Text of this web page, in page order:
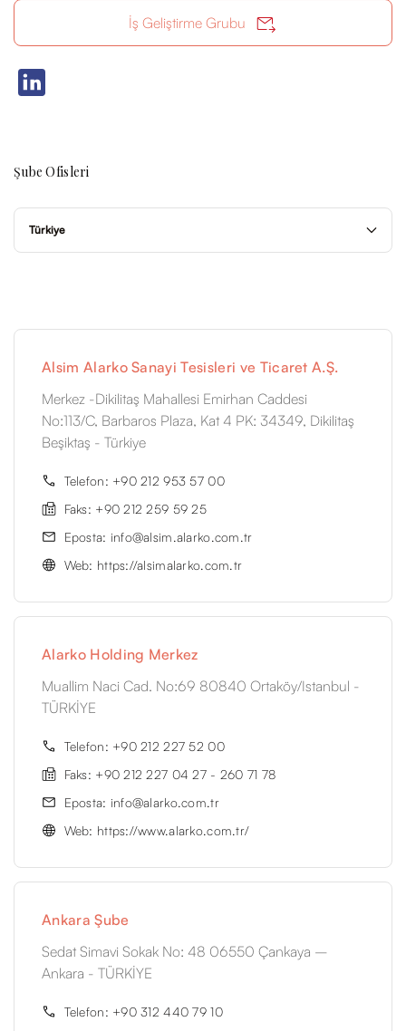
İş Geliştirme Grubu
Şube Ofisleri
Türkiye
Alsim Alarko Sanayi Tesisleri ve Ticaret A.Ş.
Merkez -Dikilitaş Mahallesi Emirhan Caddesi
No:113/C, Barbaros Plaza, Kat 4 PK: 34349, Dikilitaş
Beşiktaş - Türkiye
Telefon: +90 212 953 57 00
Faks: +90 212 259 59 25
Eposta: info@alsim.alarko.com.tr
Web: https://alsimalarko.com.tr
Alarko Holding Merkez
Muallim Naci Cad. No:69 80840 Ortaköy/Istanbul -
TÜRKİYE
Telefon: +90 212 227 52 00
Faks: +90 212 227 04 27 - 260 71 78
Eposta: info@alarko.com.tr
Web: https://www.alarko.com.tr/
Ankara Şube
Sedat Simavi Sokak No: 48 06550 Çankaya –
Ankara - TÜRKİYE
Telefon: +90 312 440 79 10